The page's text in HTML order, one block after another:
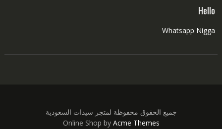
Hello
Whatsapp Nigga
جميع الحقوق محفوظة لمتجر سيدات السعودية
Online Shop by Acme Themes